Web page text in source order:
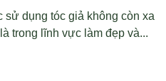
sử dụng tóc giả không còn xa
trong lĩnh vực làm đẹp và...